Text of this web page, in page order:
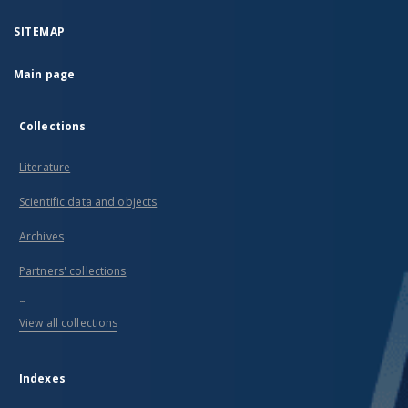
SITEMAP
Main page
Collections
Literature
Scientific data and objects
Archives
Partners' collections
...
View all collections
Indexes